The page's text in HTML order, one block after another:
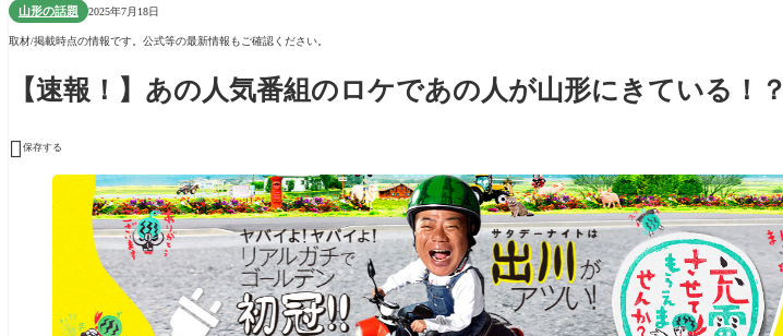
山形の話題 2025年7月18日
取材/掲載時点の情報です。公式等の最新情報もご確認ください。
【速報！】あの人気番組のロケであの人が山形にきている！？
 保存する